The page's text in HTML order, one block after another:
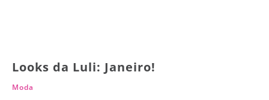
Looks da Luli: Janeiro!
Moda